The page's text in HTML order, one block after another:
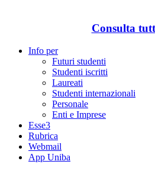
Consulta
Info per
Futuri studenti
Studenti iscritti
Laureati
Studenti internazionali
Personale
Enti e Imprese
Esse3
Rubrica
Webmail
App Uniba